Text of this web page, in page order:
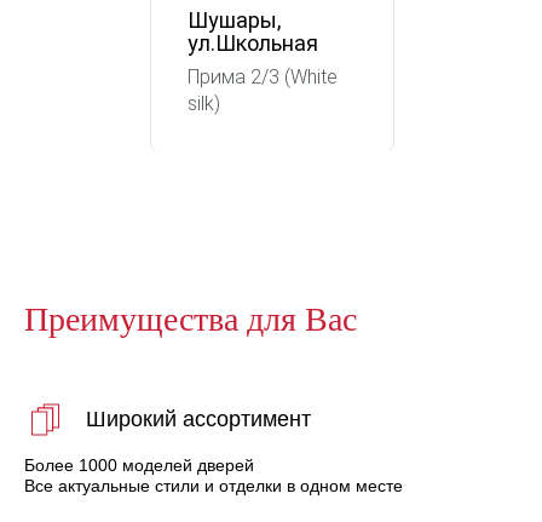
Шушары,
ул.Школьная
Прима 2/3 (White
silk)
Преимущества для Вас
Широкий ассортимент
Более 1000 моделей дверей
Все актуальные стили и отделки в одном месте